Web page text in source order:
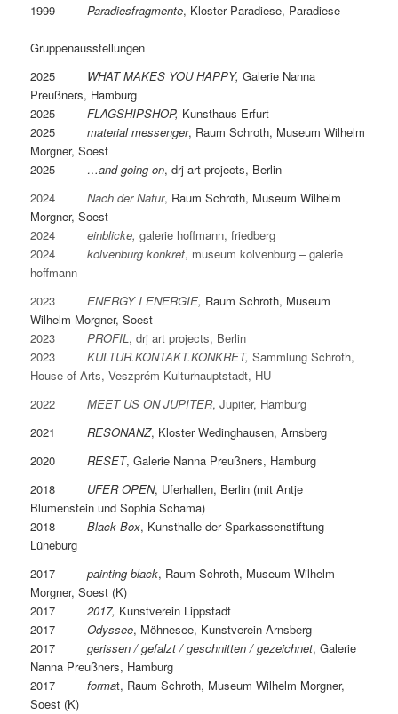
1999 Paradiesfragmente, Kloster Paradiese, Paradiese
Gruppenausstellungen
2025 WHAT MAKES YOU HAPPY, Galerie Nanna
Preußners, Hamburg
2025 FLAGSHIPSHOP, Kunsthaus Erfurt
2025 material messenger, Raum Schroth, Museum Wilhelm
Morgner, Soest
2025 …and going on, drj art projects, Berlin
2024 Nach der Natur, Raum Schroth, Museum Wilhelm
Morgner, Soest
2024 einblicke, galerie hoffmann, friedberg
2024 kolvenburg konkret, museum kolvenburg – galerie
hoffmann
2023 ENERGY I ENERGIE, Raum Schroth, Museum
Wilhelm Morgner, Soest
2023 PROFIL, drj art projects, Berlin
2023 KULTUR.KONTAKT.KONKRET, Sammlung Schroth,
House of Arts, Veszprém Kulturhauptstadt, HU
2022 MEET US ON JUPITER, Jupiter, Hamburg
2021 RESONANZ, Kloster Wedinghausen, Arnsberg
2020 RESET, Galerie Nanna Preußners, Hamburg
2018 UFER OPEN, Uferhallen, Berlin (mit Antje
Blumenstein und Sophia Schama)
2018 Black Box, Kunsthalle der Sparkassenstiftung
Lüneburg
2017 painting black, Raum Schroth, Museum Wilhelm
Morgner, Soest (K)
2017 2017, Kunstverein Lippstadt
2017 Odyssee, Möhnesee, Kunstverein Arnsberg
2017 gerissen / gefalzt / geschnitten / gezeichnet, Galerie
Nanna Preußners, Hamburg
2017 format, Raum Schroth, Museum Wilhelm Morgner,
Soest (K)